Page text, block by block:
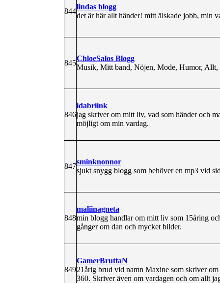
844
lindas blogg
det är här allt händer! mitt älskade jobb, min
845
ChloeSalos Blogg
Musik, Mitt band, Nöjen, Mode, Humor, Allt,
846
idabriink
jag skriver om mitt liv, vad som händer och
möjligt om min vardag.
847
sminknonnor
sjukt snygg blogg som behöver en mp3 vid
848
maliinagneta
min blogg handlar om mitt liv som 15åring
gånger om dan och mycket bilder.
849
GamerBruttaN
21årig brud vid namn Maxine som skriver
360. Skriver även om vardagen och om allt